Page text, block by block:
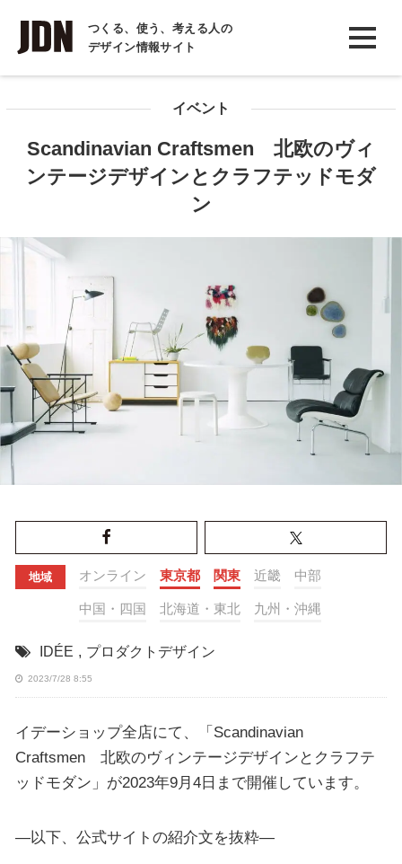
つくる、使う、考える人の
デザイン情報サイト
INTERVIEW
インタビュー
COLUMN
イベント
Scandinavian Craftsmen 北欧のヴィ
ンテージデザインとクラフテッドモダ
ン
地域 オンライン 東京都 関東 近畿 中部
中国・四国 北海道・東北 九州・沖縄
IDÉE , プロダクトデザイン
2023/7/28 8:55
イデーショップ全店にて、「Scandinavian
Craftsmen 北欧のヴィンテージデザインとクラフテ
ッドモダン」が2023年9月4日まで開催しています。
—以下、公式サイトの紹介文を抜粋—